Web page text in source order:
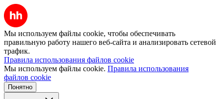
Мы используем файлы cookie, чтобы обеспечивать
правильную работу нашего веб-сайта и анализировать сетевой
трафик.
Правила использования файлов cookie
Мы используем файлы cookie. Правила использования
файлов cookie
Понятно